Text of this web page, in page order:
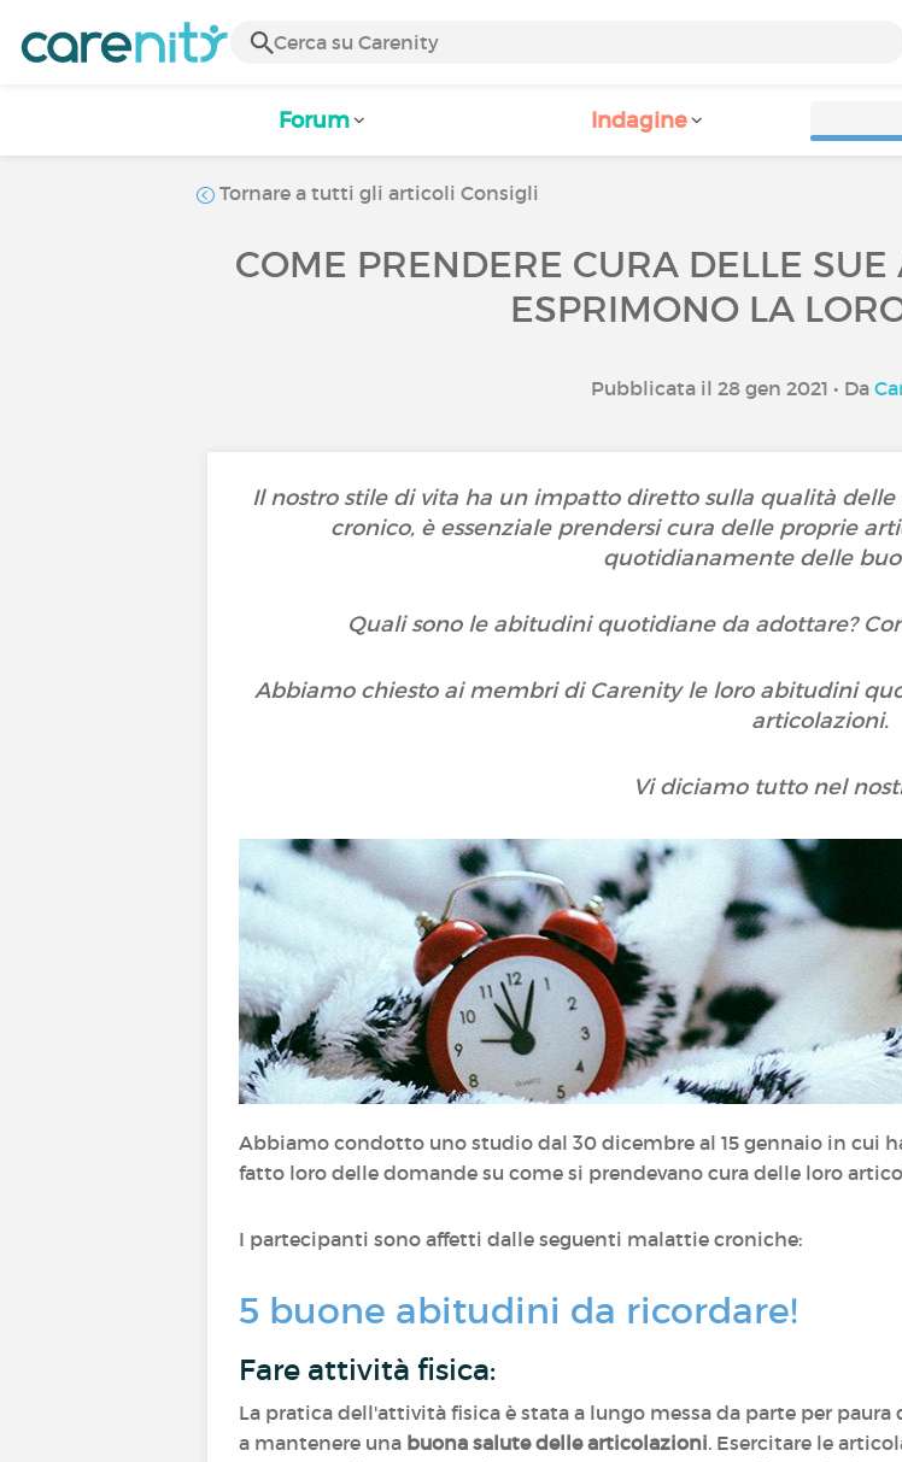
Forum Indagine
Tornare a tutti gli articoli Consigli
COME PRENDERE CURA DELLE
ESPRIMONO LA
Pubblicata il 28 gen 2021 • Da
Il nostro stile di vita ha un impatto diretto sulla qualità
cronico, è essenziale prendersi cura delle proprie
quotidianamente delle
Quali sono le abitudini quotidiane da adottare?
Abbiamo chiesto ai membri di Carenity le loro abitudini
articolazioni.
Vi diciamo tutto nel
Abbiamo condotto uno studio dal 30 dicembre al 15 gennaio in cui
fatto loro delle domande su come si prendevano cura delle loro
I partecipanti sono affetti dalle seguenti malattie croniche:
5 buone abitudini da ricordare!
Fare attività fisica:
La pratica dell'attività fisica è stata a lungo messa da parte per
a mantenere una buona salute delle articolazioni. Esercitare le